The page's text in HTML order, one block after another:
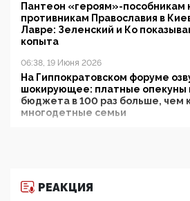
Пантеон «героям»-пособникам
противникам Православия в
Лавре: Зеленский и Ко
копыта
06:38, 19 Июня 2026
На Гиппократовском форуме
шокирующее: платные опекуны
бюджета в 100 раз больше, чем
многодетные семьи
11:53, 09 Июня 2026
РЕАКЦИЯ